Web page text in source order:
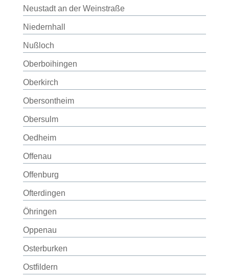
Neustadt an der Weinstraße
Niedernhall
Nußloch
Oberboihingen
Oberkirch
Obersontheim
Obersulm
Oedheim
Offenau
Offenburg
Ofterdingen
Öhringen
Oppenau
Osterburken
Ostfildern